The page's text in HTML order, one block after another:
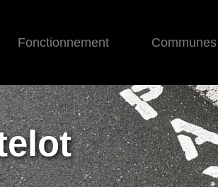
Fonctionnement Communes